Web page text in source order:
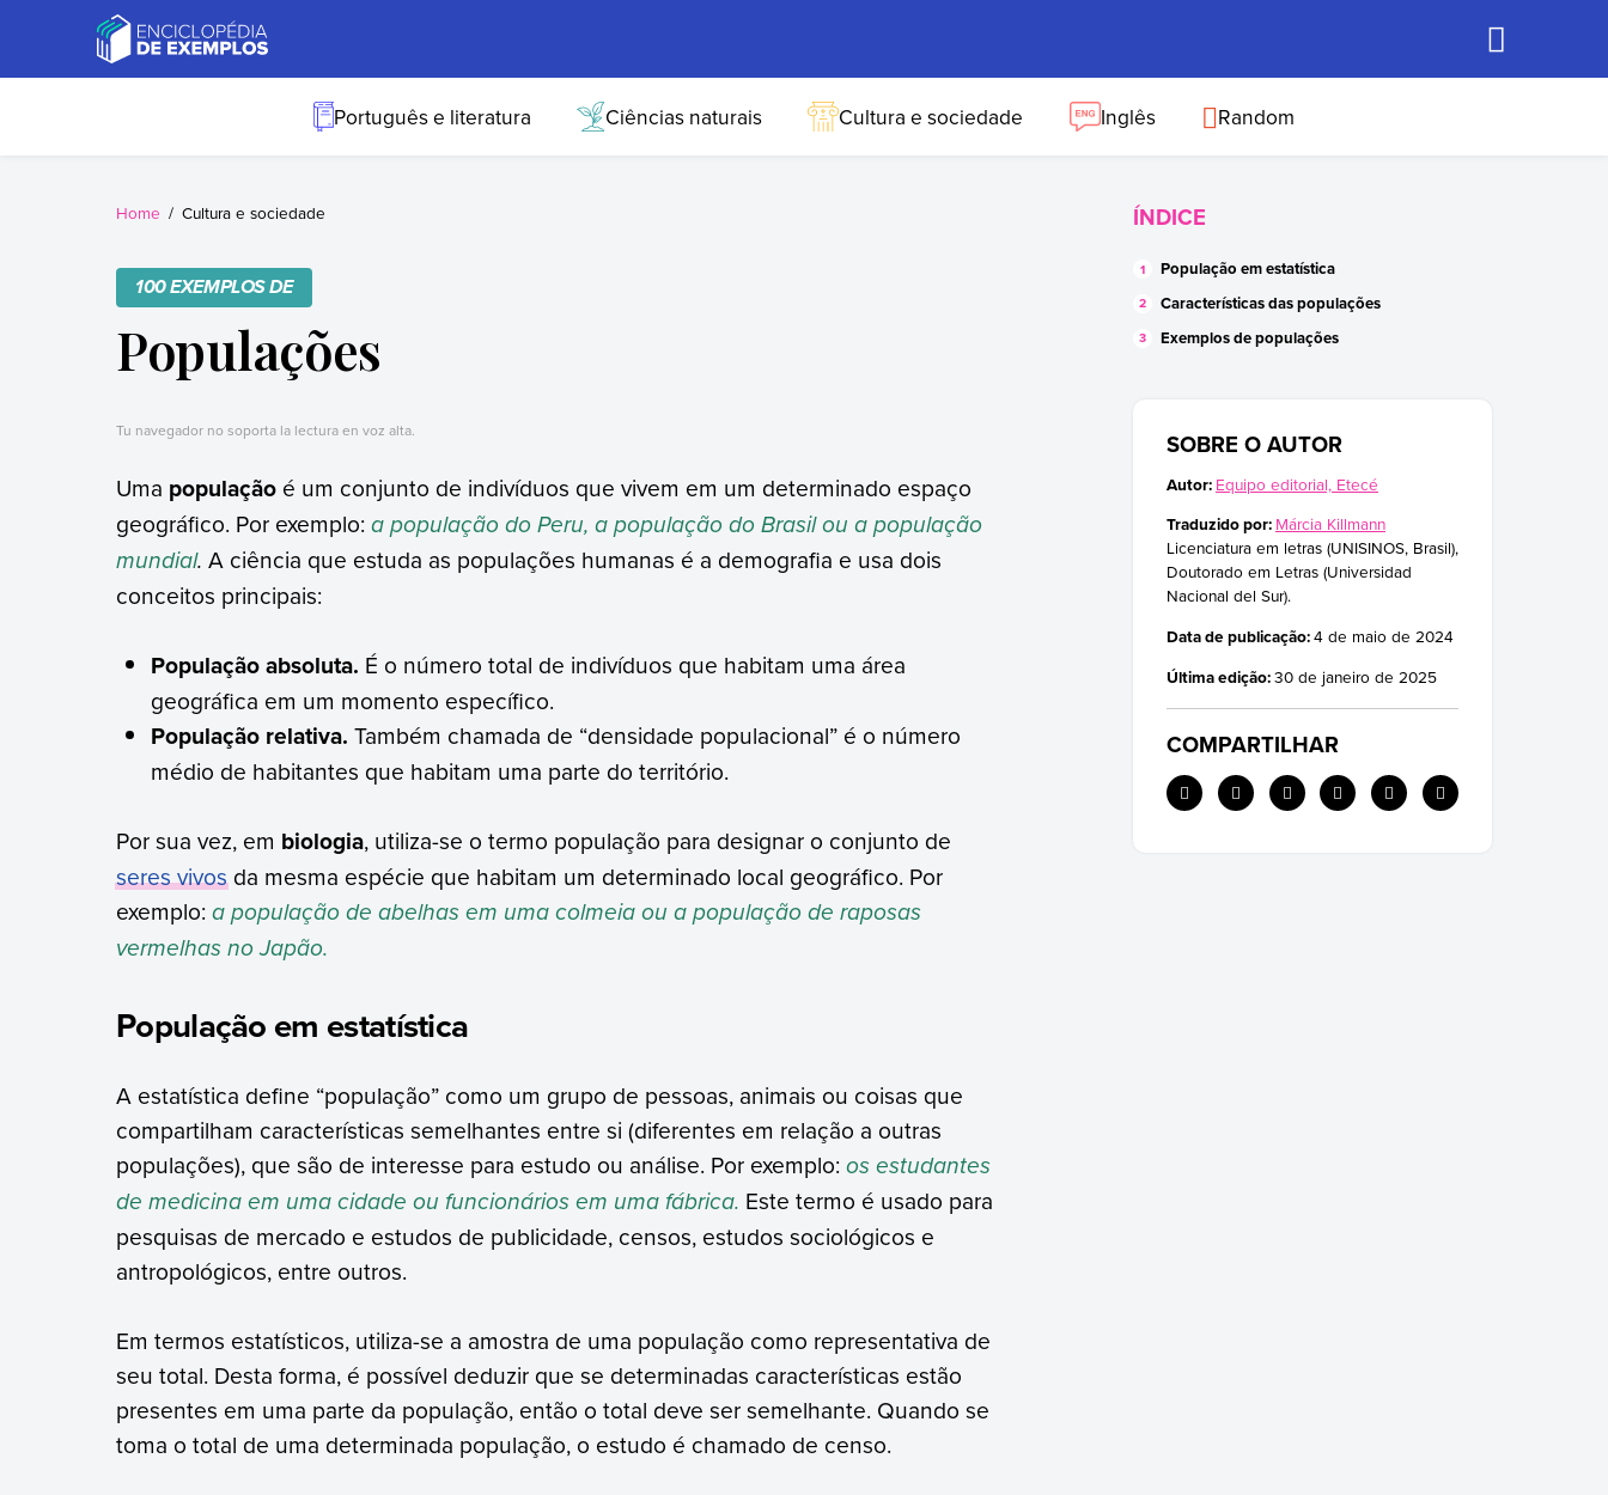
Exemplos
Precisa de
Português e literatura Ciências naturais Cultura e sociedade Inglês Random
Home Cultura e sociedade
100 EXEMPLOS DE
Populações
Tu navegador no soporta la lectura en voz alta.
Uma populaçãoé um conjunto de indivíduos que vivem em um determinado espaço
geográfico. Por exemplo: a população do Peru, a população do Brasil ou a população
mundial. A ciência que estuda as populações humanas é a demografia e usa dois
conceitos principais:
População absoluta. É o número total de indivíduos que habitam uma área
geográfica em um momento específico.
População relativa. Também chamada de “densidade populacional” é o número
médio de habitantes que habitam uma parte do território.
Por sua vez, em biologia, utiliza-se o termo população para designar o conjunto de
seres vivosda mesma espécie que habitam um determinado local geográfico. Por
exemplo: a população de abelhas em uma colmeia ou a população de raposas
vermelhas no Japão.
População em estatística
A estatística define “população” como um grupo de pessoas, animais ou coisas que
compartilham características semelhantes entre si (diferentes em relação a outras
populações), que são de interesse para estudo ou análise. Por exemplo: os estudantes
de medicina em uma cidade ou funcionários em uma fábrica. Este termo é usado para
pesquisas de mercado e estudos de publicidade, censos, estudos sociológicos e
antropológicos, entre outros.
Em termos estatísticos, utiliza-se a amostra de uma população como representativa de
seu total. Desta forma, é possível deduzir que se determinadas características estão
presentes em uma parte da população, então o total deve ser semelhante. Quando se
toma o total de uma determinada população, o estudo é chamado de censo.
ÍNDICE
População em estatística
Características das populações
Exemplos de populações
SOBRE O AUTOR
Autor: Equipo editorial, Etecé
Traduzido por: Márcia Killmann
Licenciatura em letras (UNISINOS, Brasil),
Doutorado em Letras (Universidad
Nacional del Sur).
Data de publicação:4 de maio de 2024
Última edição:30 de janeiro de 2025
COMPARTILHAR